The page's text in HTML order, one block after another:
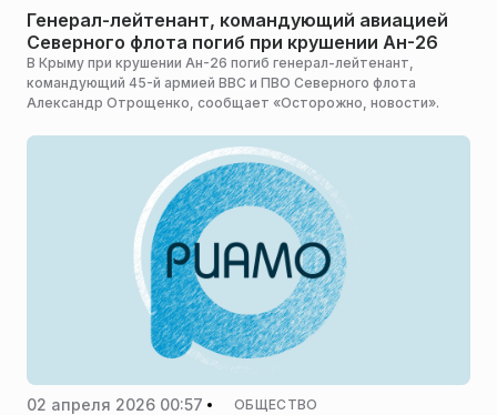
Генерал-лейтенант, командующий авиацией
Северного флота погиб при крушении Ан-26
В Крыму при крушении Ан-26 погиб генерал-лейтенант,
командующий 45-й армией ВВС и ПВО Северного флота
Александр Отрощенко, сообщает «Осторожно, новости».
02 апреля 2026 00:57 ОБЩЕСТВО